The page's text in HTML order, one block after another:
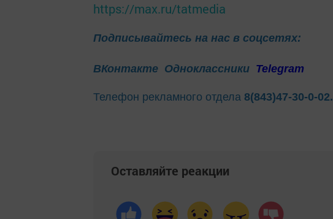
https://max.ru/tatmedia
Подписывайтесь на нас в соцсетях:
ВКонтакте Одноклассники Telegram
Телефон рекламного отдела 8(843)47-30-0-02.
Оставляйте реакции